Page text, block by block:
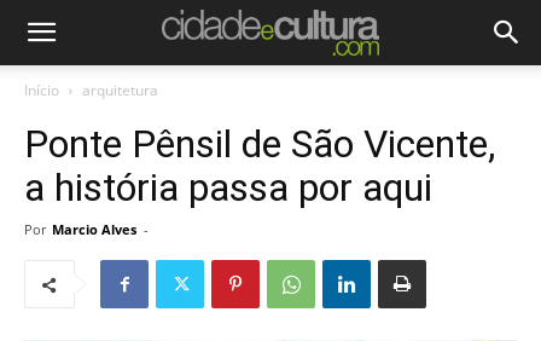
Início arquitetura
Ponte Pênsil de São Vicente,
a história passa por aqui
Por Marcio Alves -